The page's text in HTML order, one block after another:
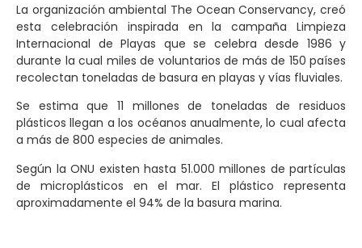
La organización ambiental The Ocean Conservancy, creó
esta celebración inspirada en la campaña Limpieza
Internacional de Playas que se celebra desde 1986 y
durante la cual miles de voluntarios de más de 150 países
recolectan toneladas de basura en playas y vías fluviales.
Se estima que 11 millones de toneladas de residuos
plásticos llegan a los océanos anualmente, lo cual afecta
a más de 800 especies de animales.
Según la ONU existen hasta 51.000 millones de partículas
de microplásticos en el mar. El plástico representa
aproximadamente el 94% de la basura marina.